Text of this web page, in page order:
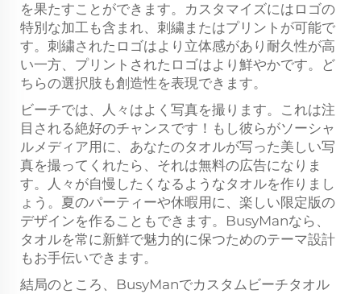
を果たすことができます。カスタマイズにはロゴの
特別な加工も含まれ、刺繍またはプリントが可能で
す。刺繍されたロゴはより立体感があり耐久性が高
い一方、プリントされたロゴはより鮮やかです。ど
ちらの選択肢も創造性を表現できます。
ビーチでは、人々はよく写真を撮ります。これは注
目される絶好のチャンスです！もし彼らがソーシャ
ルメディア用に、あなたのタオルが写った美しい写
真を撮ってくれたら、それは無料の広告になりま
す。人々が自慢したくなるようなタオルを作りまし
ょう。夏のパーティーや休暇用に、楽しい限定版の
デザインを作ることもできます。BusyManなら、
タオルを常に新鮮で魅力的に保つためのテーマ設計
もお手伝いできます。
結局のところ、BusyManでカスタムビーチタオル